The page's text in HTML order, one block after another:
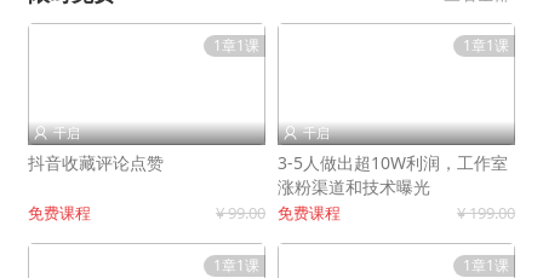
1章1课
 千启
抖音收藏评论点赞
免费课程 ¥ 99.00
1章1课
 千启
3-5人做出超10W利润，工作室
涨粉渠道和技术曝光
免费课程 ¥ 199.00
1章1课 1章1课